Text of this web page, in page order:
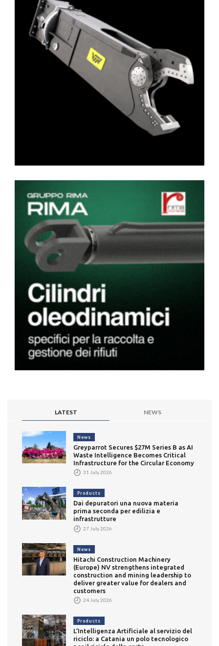
LATEST NEWS
News
Greyparrot Secures $27M Series B as AI
Waste Intelligence Becomes Critical
Infrastructure for the Circular Economy
31 July 2026
Products
Dai depuratori una nuova materia
prima seconda per edilizia e
infrastrutture
27 July 2026
News
Hitachi Construction Machinery
(Europe) NV strengthens integrated
construction and mining leadership to
deliver greater value for dealers and
customers
24 July 2026
Products
L’Intelligenza Artificiale al servizio del
riciclo: a Catania un polo tecnologico